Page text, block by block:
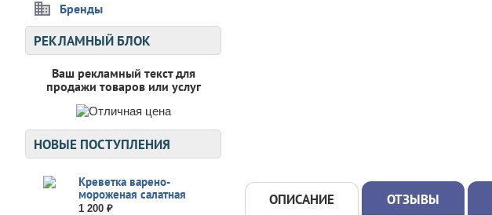
Бренды
РЕКЛАМНЫЙ БЛОК
Ваш рекламный текст для
продажи товаров или услуг
НОВЫЕ ПОСТУПЛЕНИЯ
Креветка варено-
мороженая салатная
1 200 ₽
ОПИСАНИЕ ОТЗЫВЫ